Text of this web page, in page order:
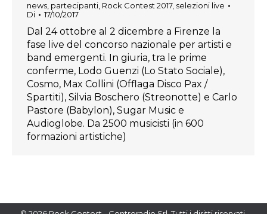
news partecipanti Rock Contest 2017, selezioni live
Di
17/10/2017
Dal 24 ottobre al 2 dicembre a Firenze la
fase live del concorso nazionale per artisti e
band emergenti. In giuria, tra le prime
conferme, Lodo Guenzi (Lo Stato Sociale),
Cosmo, Max Collini (Offlaga Disco Pax /
Spartiti), Silvia Boschero (Streonotte) e Carlo
Pastore (Babylon), Sugar Music e
Audioglobe. Da 2500 musicisti (in 600
formazioni artistiche)